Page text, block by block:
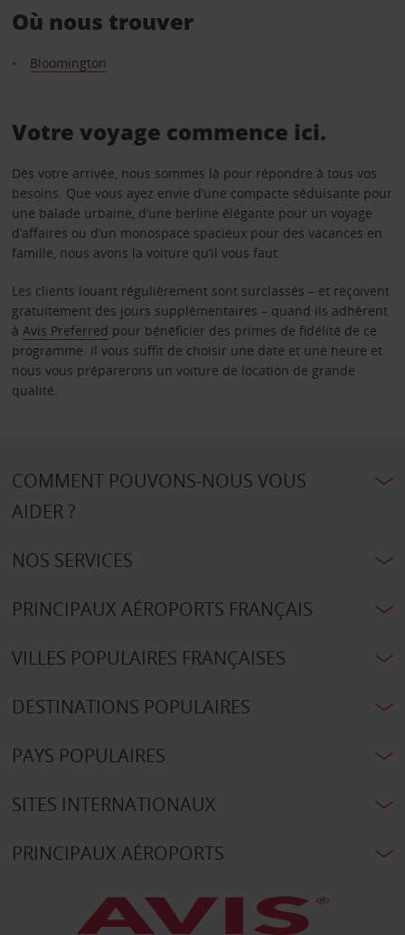
Où nous trouver
Bloomington
Votre voyage commence ici.
Dès votre arrivée, nous sommes là pour répondre à tous vos
besoins. Que vous ayez envie d’une compacte séduisante pour
une balade urbaine, d’une berline élégante pour un voyage
d’affaires ou d’un monospace spacieux pour des vacances en
famille, nous avons la voiture qu’il vous faut.
Les clients louant régulièrement sont surclassés – et reçoivent
gratuitement des jours supplémentaires – quand ils adhèrent
à Avis Preferred pour bénéficier des primes de fidélité de ce
programme. Il vous suffit de choisir une date et une heure et
nous vous préparerons un voiture de location de grande
qualité.
COMMENT POUVONS-NOUS VOUS
AIDER ?
NOS SERVICES
PRINCIPAUX AÉROPORTS FRANÇAIS
VILLES POPULAIRES FRANÇAISES
DESTINATIONS POPULAIRES
PAYS POPULAIRES
SITES INTERNATIONAUX
PRINCIPAUX AÉROPORTS